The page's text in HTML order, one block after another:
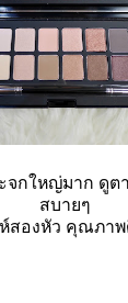
จกใหญ่มาก ดูต
สบายๆ
สองหัว คุณภาพ